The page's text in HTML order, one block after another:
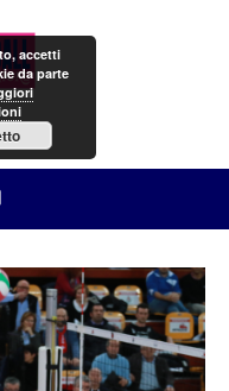
accetti
da parte